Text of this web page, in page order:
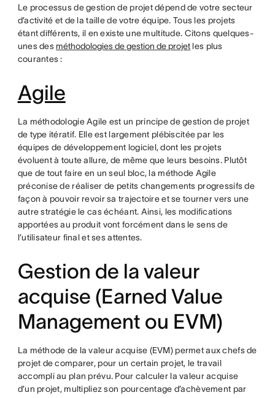
Le processus de gestion de projet dépend de votre secteur
d’activité et de la taille de votre équipe. Tous les projets
étant différents, il en existe une multitude. Citons quelques-
unes des méthodologies de gestion de projet les plus
courantes :
Agile
La méthodologie Agile est un principe de gestion de projet
de type itératif. Elle est largement plébiscitée par les
équipes de développement logiciel, dont les projets
évoluent à toute allure, de même que leurs besoins. Plutôt
que de tout faire en un seul bloc, la méthode Agile
préconise de réaliser de petits changements progressifs de
façon à pouvoir revoir sa trajectoire et se tourner vers une
autre stratégie le cas échéant. Ainsi, les modifications
apportées au produit vont forcément dans le sens de
l’utilisateur final et ses attentes.
Gestion de la valeur
acquise (Earned Value
Management ou EVM)
La méthode de la valeur acquise (EVM) permet aux chefs de
projet de comparer, pour un certain projet, le travail
accompli au plan prévu. Pour calculer la valeur acquise
d’un projet, multipliez son pourcentage d’achèvement par